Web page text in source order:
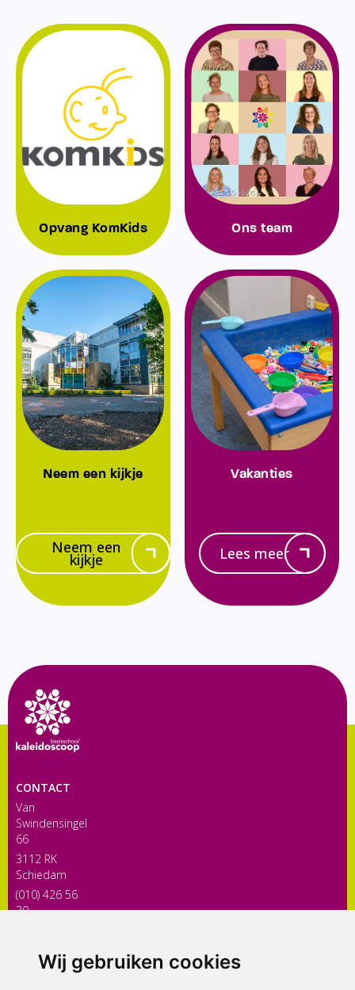
Wij gebruiken cookies
Opvang KomKids Ons team
Neem een kijkje
Neem een
kijkje
Vakanties
Lees meer
CONTACT
Van
Swindensingel
66
3112 RK
Schiedam
(010) 426 56
30
ONDERDEEL VAN